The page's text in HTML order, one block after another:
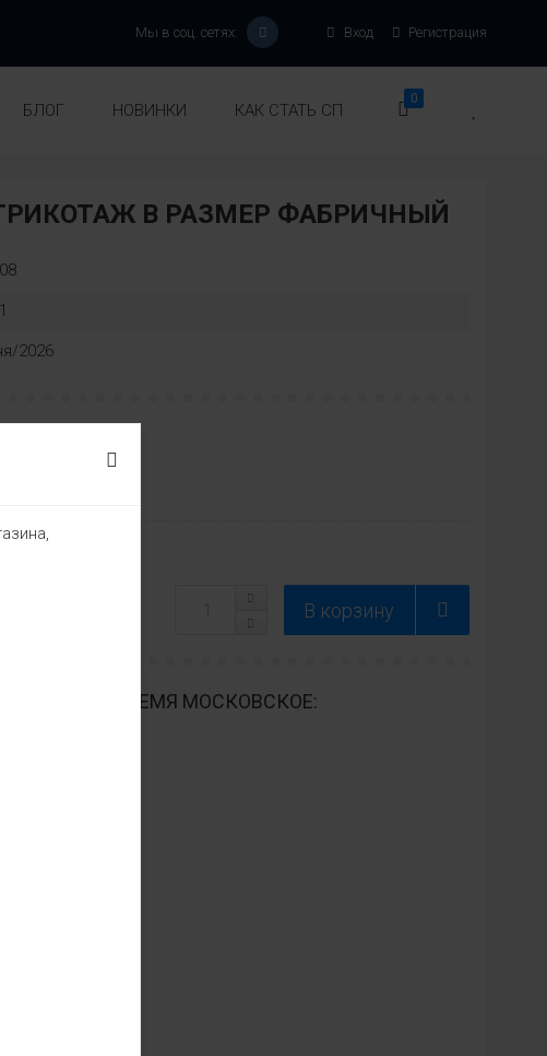
Вход Регистрация
Мы в соц. сетях:
БЛОГ НОВИНКИ КАК СТАТЬ СП
0
В РАЗМЕР ФАБРИЧНЫЙ
2026
Модель
ЕЖЕДНЕВНО ВРЕМЯ МОСКОВСКОЕ: